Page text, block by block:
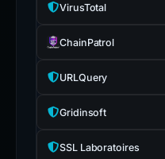
VirusTotal
ChainPatrol
URLQuery
Gridinsoft
SSL Laboratoires